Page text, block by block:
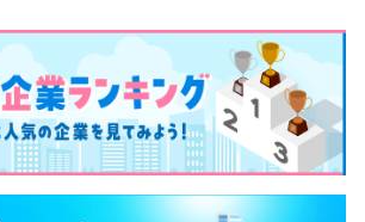
業務を行う。
ほぼ全てが、ユーザー企業様との直接
、サーバーの構築、運用保守と、シス
に必要な全ての業務に携わってきまし